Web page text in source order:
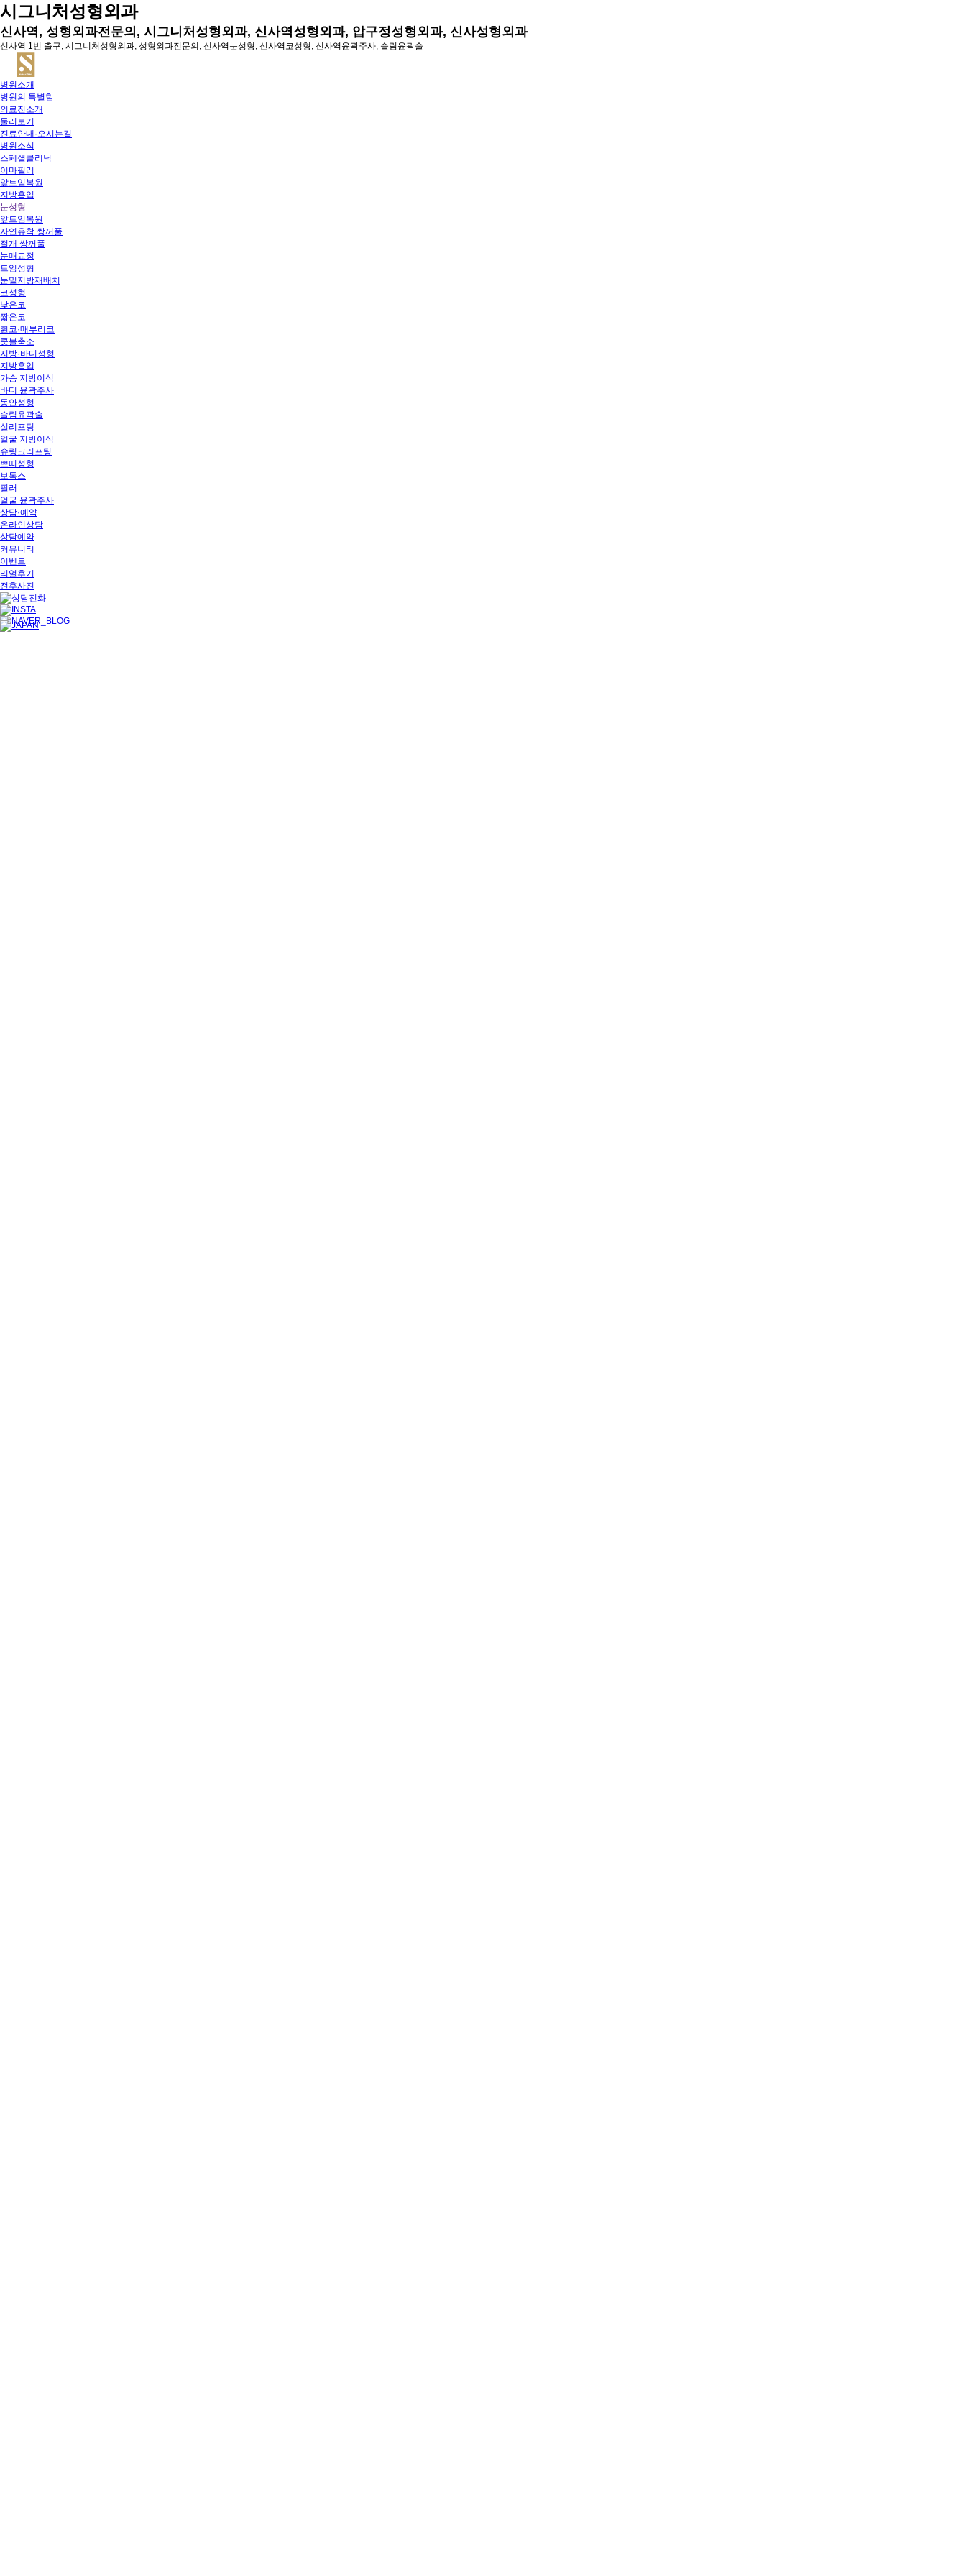
시그니처성형외과
신사역, 성형외과전문의, 시그니처성형외과, 신사역성형외과, 압구정성형외과, 신사성형외과
신사역 1번 출구, 시그니처성형외과, 성형외과전문의, 신사역눈성형, 신사역코성형, 신사역윤곽주사, 슬림윤곽술
병원소개
병원의 특별함
의료진소개
둘러보기
진료안내·오시는길
병원소식
스페셜클리닉
이마필러
앞트임복원
지방흡입
눈성형
앞트임복원
자연유착 쌍꺼풀
절개 쌍꺼풀
눈매교정
트임성형
눈밑지방재배치
코성형
낮은코
짧은코
휜코·매부리코
콧볼축소
지방·바디성형
지방흡입
가슴 지방이식
바디 윤곽주사
동안성형
슬림윤곽술
실리프팅
얼굴 지방이식
슈링크리프팅
쁘띠성형
보톡스
필러
얼굴 윤곽주사
상담·예약
온라인상담
상담예약
커뮤니티
이벤트
리얼후기
전후사진